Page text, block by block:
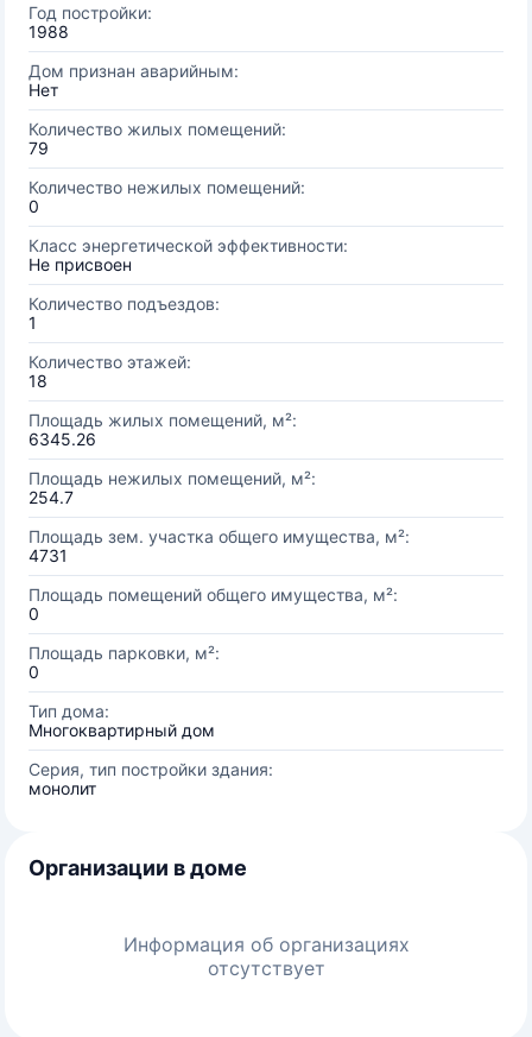
Год постройки:
1988
Дом признан аварийным:
Нет
Количество жилых помещений:
79
Количество нежилых помещений:
0
Класс энергетической эффективности:
Не присвоен
Количество подъездов:
1
Количество этажей:
18
Площадь жилых помещений, м²:
6345.26
Площадь нежилых помещений, м²:
254.7
Площадь зем. участка общего имущества, м²:
4731
Площадь помещений общего имущества, м²:
0
Площадь парковки, м²:
0
Тип дома:
Многоквартирный дом
Серия, тип постройки здания:
монолит
Организации в доме
Информация об организациях
отсутствует